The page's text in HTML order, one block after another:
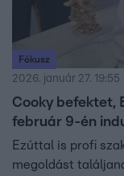
Fókusz
2026. január 27. 19:55
Cooky befektet,
február 9-én
Ezúttal is profi
megoldást